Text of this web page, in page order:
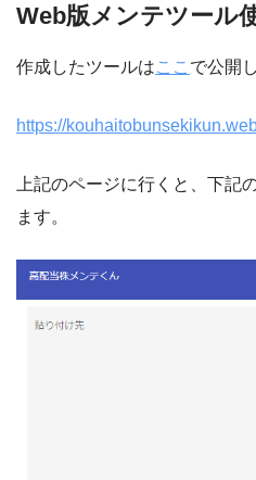
Web版メンテツール
作成したツールはここ で公開
https://
上記のページに行くと、下記
ます。